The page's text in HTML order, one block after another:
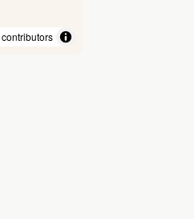
contributors